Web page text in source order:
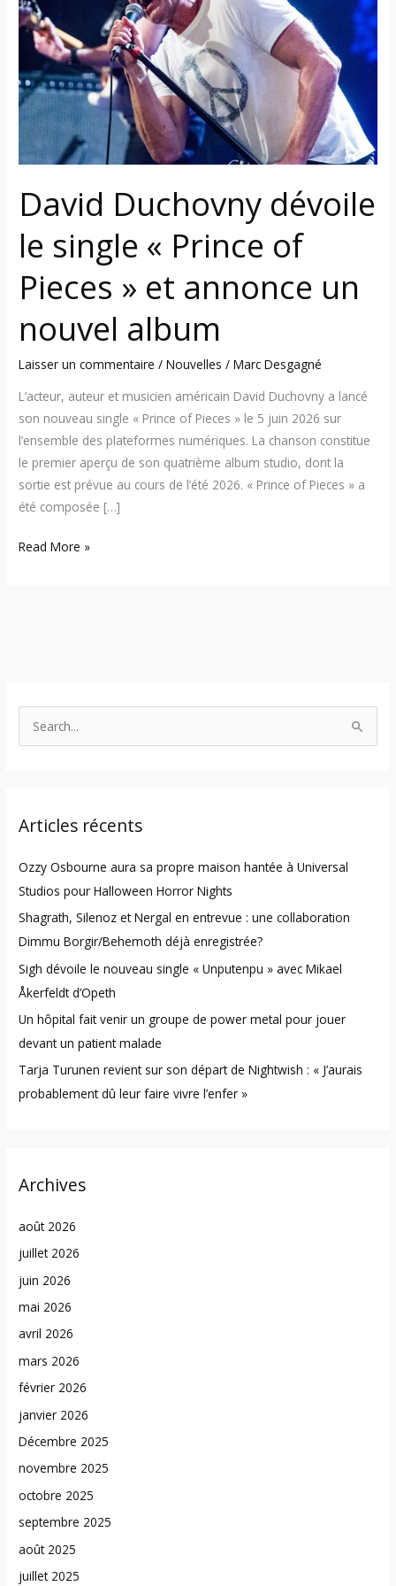
David Duchovny dévoile
le single « Prince of
Pieces » et annonce un
nouvel album
Laisser un commentaire /Nouvelles /Marc Desgagné
L’acteur, auteur et musicien américain David Duchovny a lancé
son nouveau single « Prince of Pieces » le 5 juin 2026 sur
l’ensemble des plateformes numériques. La chanson constitue
le premier aperçu de son quatrième album studio, dont la
sortie est prévue au cours de l’été 2026. « Prince of Pieces » a
été composée […]
le
single
Prince
of
Pieces
et
album
Read More »
c
f
o
r
:
Articles récents
Ozzy Osbourne aura sa propre maison hantée à Universal
Studios pour Halloween Horror Nights
Shagrath, Silenoz et Nergal en entrevue : une collaboration
Dimmu Borgir/Behemoth déjà enregistrée?
Sigh dévoile le nouveau single « Unputenpu » avec Mikael
Åkerfeldt d’Opeth
Un hôpital fait venir un groupe de power metal pour jouer
devant un patient malade
Tarja Turunen revient sur son départ de Nightwish : « J’aurais
probablement dû leur faire vivre l’enfer »
Archives
août 2026
juillet 2026
juin 2026
mai 2026
avril 2026
mars 2026
février 2026
janvier 2026
Décembre 2025
novembre 2025
octobre 2025
septembre 2025
août 2025
juillet 2025